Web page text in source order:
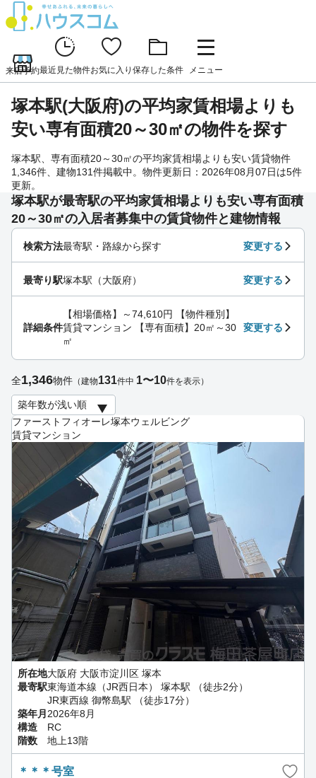
来店予約最近見た物件お気に入り 保存した条件 メニュー
塚本駅(大阪府)の平均家賃相場よりも
安い専有面積20～30㎡の物件を探す
塚本駅、専有面積20～30㎡の平均家賃相場よりも安い賃貸物件
1,346件、建物131件掲載中。物件更新日：2026年08月07日は5件
更新。
塚本駅が最寄駅の平均家賃相場よりも安い専有面積
20～30㎡の入居者募集中の賃貸物件と建物情報
ファーストフィオーレ塚本ウェルビング
賃貸マンション
所在地大阪府 大阪市淀川区 塚本
最寄駅東海道本線（JR西日本） 塚本駅 （徒歩2分）
JR東西線 御幣島駅 （徒歩17分）
築年月 2026年8月
構造
RC
階数
地上13階
＊＊＊号室
検索方法最寄駅・路線から探す 変更する
最寄り駅塚本駅（大阪府） 変更する
詳細条件
【相場価格】～74,610円 【物件種別】
賃貸マンション 【専有面積】20㎡～30
㎡
変更する
全1,346物件 （建物131件中 1〜10件を表示）